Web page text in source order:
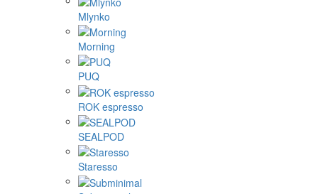
Mlynko
Morning
PUQ
ROK espresso
SEALPOD
Staresso